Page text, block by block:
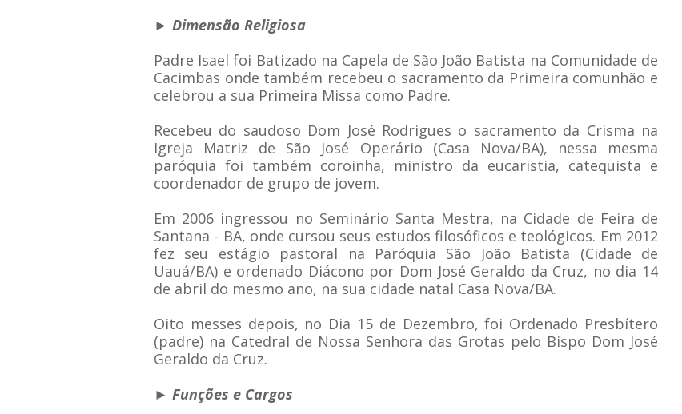
► Dimensão Religiosa
Padre Isael foi Batizado na Capela de São João Batista na Comunidade de
Cacimbas onde também recebeu o sacramento da Primeira comunhão e
celebrou a sua Primeira Missa como Padre.
Recebeu do saudoso Dom José Rodrigues o sacramento da Crisma na
Igreja Matriz de São José Operário (Casa Nova/BA), nessa mesma
paróquia foi também coroinha, ministro da eucaristia, catequista e
coordenador de grupo de jovem.
Em 2006 ingressou no Seminário Santa Mestra, na Cidade de Feira de
Santana - BA, onde cursou seus estudos filosóficos e teológicos. Em 2012
fez seu estágio pastoral na Paróquia São João Batista (Cidade de
Uauá/BA) e ordenado Diácono por Dom José Geraldo da Cruz, no dia 14
de abril do mesmo ano, na sua cidade natal Casa Nova/BA.
Oito messes depois, no Dia 15 de Dezembro, foi Ordenado Presbítero
(padre) na Catedral de Nossa Senhora das Grotas pelo Bispo Dom José
Geraldo da Cruz.
► Funções e Cargos